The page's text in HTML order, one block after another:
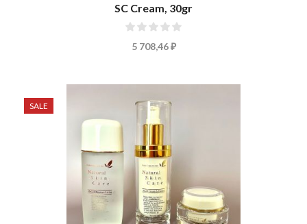
SC Cream, 30gr
5 708,46 ₽
SALE